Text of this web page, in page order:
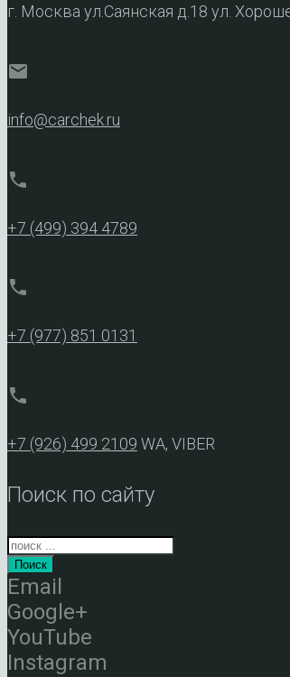
г. Москва ул.Саянская д.18 ул.
mail
info@carchek.ru
phone
+7 (499) 394 4789
phone
+7 (977) 851 0131
phone
+7 (926) 499 2109 WA, VIBER
Поиск по сайту
Поиск
Email
Google+
YouTube
Instagram